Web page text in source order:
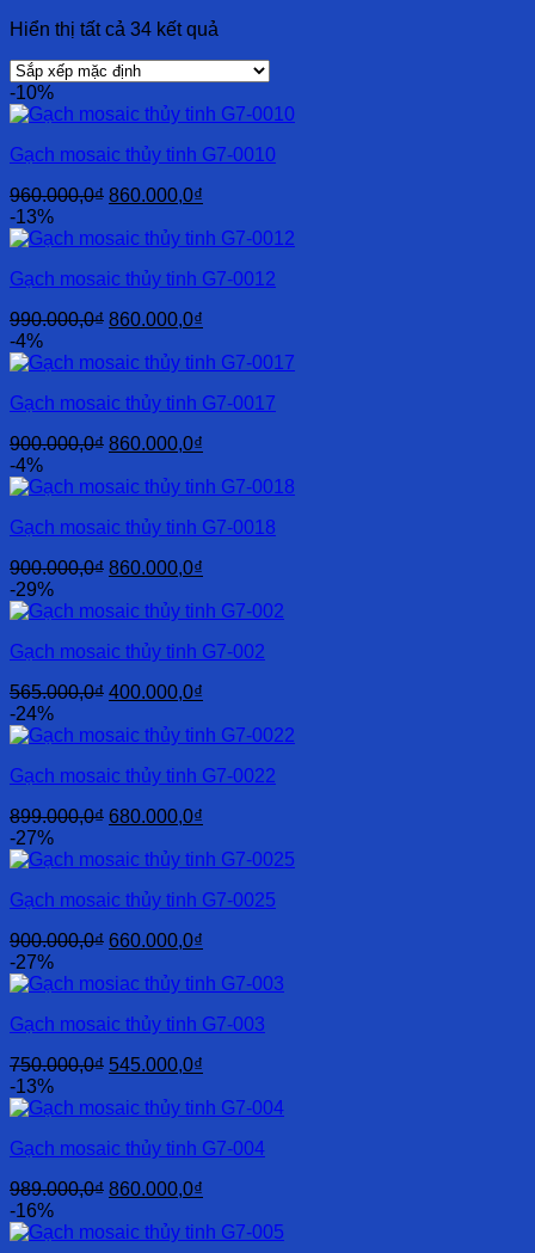
Hiển thị tất cả 34 kết quả
-10%
Gạch mosaic thủy tinh G7-0010
960.000,0₫ Giá
là:
860.000,0₫
tại
860.000,0₫.
-13%
Gạch mosaic thủy tinh G7-0012
990.000,0₫ Giá
là:
860.000,0₫
tại
860.000,0₫.
-4%
Gạch mosaic thủy tinh G7-0017
900.000,0₫ Giá
là:
860.000,0₫
tại
860.000,0₫.
-4%
Gạch mosaic thủy tinh G7-0018
900.000,0₫ Giá
là:
860.000,0₫
tại
860.000,0₫.
-29%
Gạch mosaic thủy tinh G7-002
565.000,0₫ Giá
là:
400.000,0₫
tại
400.000,0₫.
-24%
Gạch mosaic thủy tinh G7-0022
899.000,0₫ Giá
là:
680.000,0₫
tại
680.000,0₫.
-27%
Gạch mosaic thủy tinh G7-0025
900.000,0₫ Giá
là:
660.000,0₫
tại
660.000,0₫.
-27%
Gạch mosaic thủy tinh G7-003
750.000,0₫ Giá
là:
545.000,0₫
tại
545.000,0₫.
-13%
Gạch mosaic thủy tinh G7-004
989.000,0₫ Giá
là:
860.000,0₫
tại
-16%